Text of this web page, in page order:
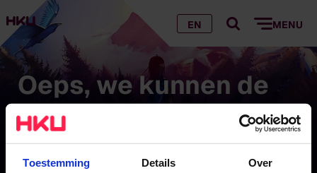
Toestemming Details Over
EN MENU
Oeps, we kunnen de
pagina die je zoekt
niet vinden…